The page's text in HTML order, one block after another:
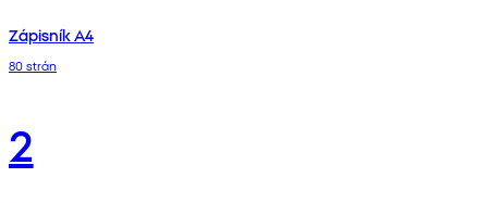
Zápisník A4
80 strán
2